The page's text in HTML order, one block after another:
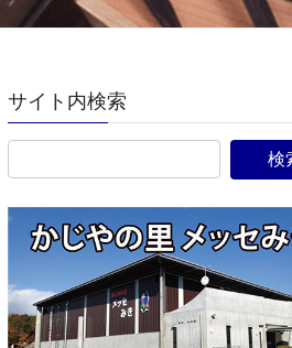
サイト内検索